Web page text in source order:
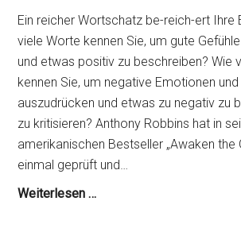
Ein reicher Wortschatz be-reich-ert Ihre
viele Worte kennen Sie, um gute
und etwas positiv zu beschreiben? Wie
kennen Sie, um negative Emotionen
auszudrücken und etwas zu negativ zu
zu kritisieren? Anthony Robbins hat in
amerikanischen Bestseller „Awaken the
einmal geprüft und…
Weiterlesen …Power-